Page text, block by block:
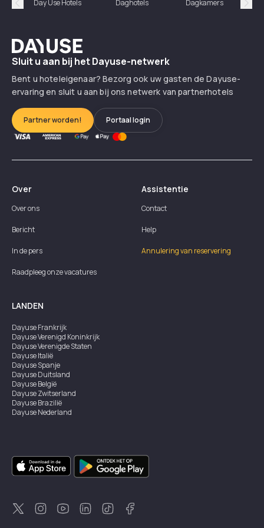
Précédent
Day Use Hotels Daghotels Dagkamers
Dayuse
Sluit u aan bij het Dayuse-netwerk
Bent u hoteleigenaar? Bezorg ook uw gasten de Dayuse-
ervaring en sluit u aan bij ons netwerk van partnerhotels
Partner worden! Portaal login
Over
Over ons
Bericht
In de pers
Raadpleeg onze vacatures
Assistentie
Contact
Help
Annulering van reservering
LANDEN
DayuseFrankrijk
DayuseVerenigd Koninkrijk
DayuseVerenigde Staten
DayuseItalië
DayuseSpanje
DayuseDuitsland
DayuseBelgië
DayuseZwitserland
DayuseBrazilië
DayuseNederland
DayuseCanada
DayuseSingapore
DayuseZweden
DayuseKorea
DayuseNieuw-Zeeland